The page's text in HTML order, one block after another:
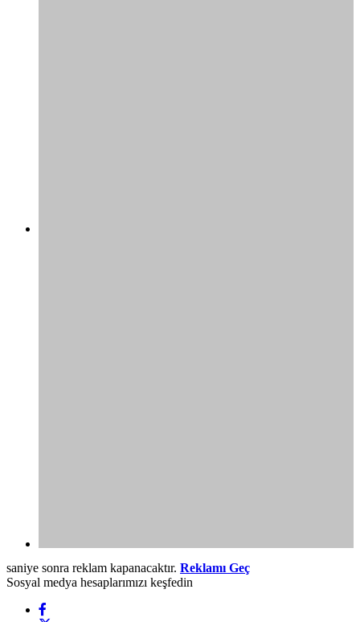
saniye sonra reklam kapanacaktır. Reklamı Geç
Sosyal medya hesaplarımızı keşfedin